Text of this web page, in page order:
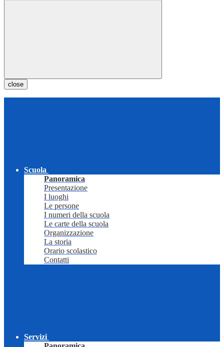
close
Scuola
Panoramica
Presentazione
I luoghi
Le persone
I numeri della scuola
Le carte della scuola
Organizzazione
La storia
Orario scolastico
Contatti
Servizi